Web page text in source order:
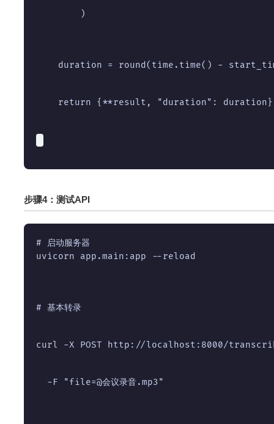
        )
duration = round(time.time() -
    return {**result, "duration": duration}
步骤4：测试API
uvicorn app.main:app --reload
# 基本转录
curl -X POST http://localhost:8000/
  -F "file=@会议录音.mp3"